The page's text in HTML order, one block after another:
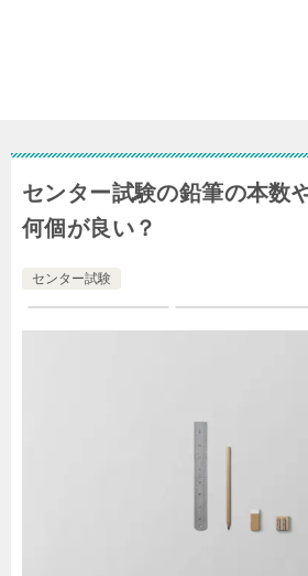
センター試験の鉛筆の本数
何個が良い？
センター試験